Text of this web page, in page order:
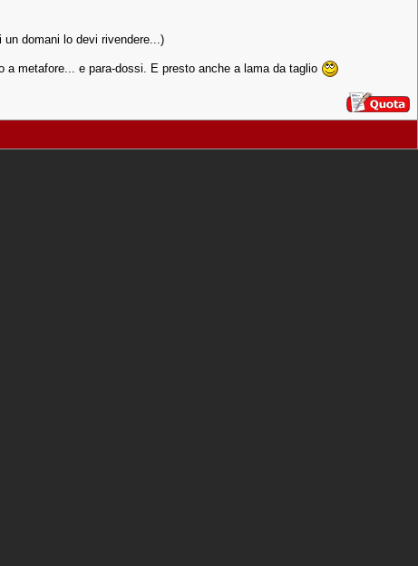
un domani lo devi rivendere...)
metafore... e para-dossi. E presto anche a lama da taglio